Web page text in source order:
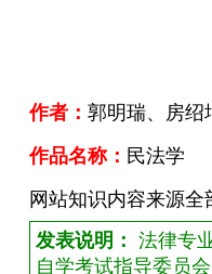
作者： 郭明瑞、房绍
作品名称： 民法学
网站知识内容来源全
发表说明： 法律专
自学考试指导委员